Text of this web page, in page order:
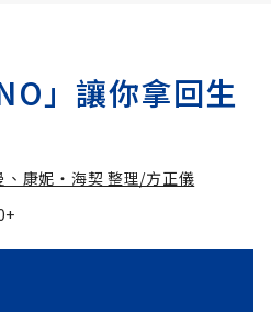
」讓你拿回生
康妮‧海契 整理/方正儀